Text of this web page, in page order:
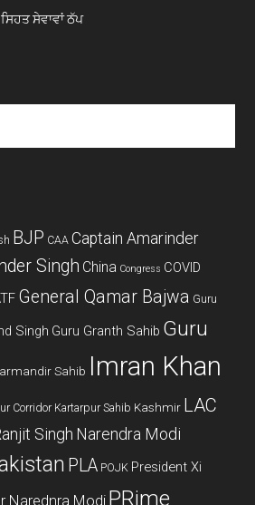
ਸੇਵਾਵਾਂ ਠੱਪ
BJP CAA Captain Amarinder
Singh China Congress COVID
General Qamar Bajwa Guru
Singh Guru Granth Sahib Guru
Sahib Imran Khan
Corridor Kartarpur Sahib Kashmir LAC
Singh Narendra Modi
PLA POJK President Xi
Narednra ModiPRime